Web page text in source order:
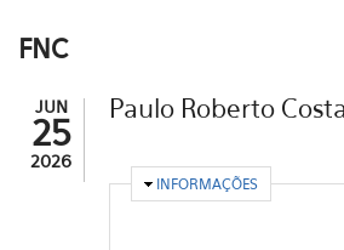
FNC
JUN
25
2026
Paulo Roberto
OCULTAR
INFORMAÇÕES